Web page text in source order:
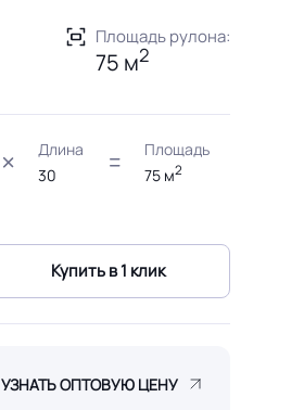
Площадь рулона:
75 м2
Длина
30
Площадь
75 м2
Купить в 1 клик
УЗНАТЬ ОПТОВУЮ ЦЕНУ